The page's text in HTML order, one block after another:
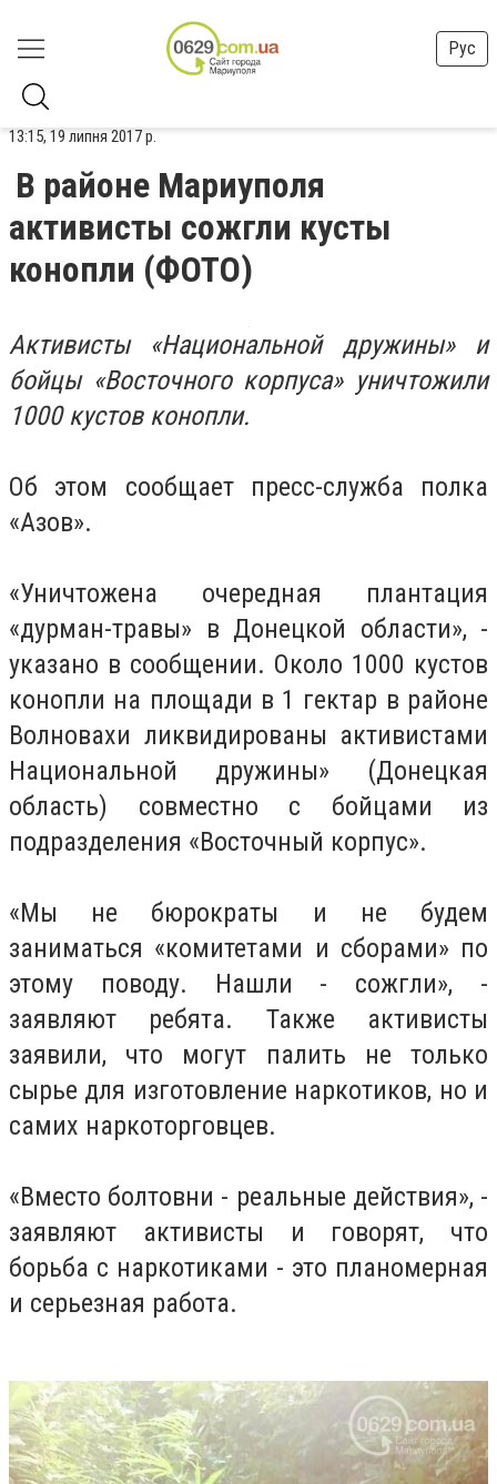
Рус
13:15, 19 липня 2017 р.
В районе Мариуполя
активисты сожгли кусты
конопли (ФОТО)
Активисты «Национальной дружины» и
бойцы «Восточного корпуса» уничтожили
1000 кустов конопли.
Об этом сообщает пресс-служба полка
«Азов».
«Уничтожена очередная плантация
«дурман-травы» в Донецкой области», -
указано в сообщении. Около 1000 кустов
конопли на площади в 1 гектар в районе
Волновахи ликвидированы активистами
Национальной дружины» (Донецкая
область) совместно с бойцами из
подразделения «Восточный корпус».
«Мы не бюрократы и не будем
заниматься «комитетами и сборами» по
этому поводу. Нашли - сожгли», -
заявляют ребята. Также активисты
заявили, что могут палить не только
сырье для изготовление наркотиков, но и
самих наркоторговцев.
«Вместо болтовни - реальные действия», -
заявляют активисты и говорят, что
борьба с наркотиками - это планомерная
и серьезная работа.